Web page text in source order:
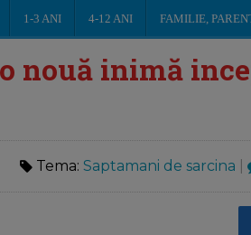
1-3 ANI 4-12 ANI FAMILIE,
nouă inimă
Tema: Saptamani de sarcina